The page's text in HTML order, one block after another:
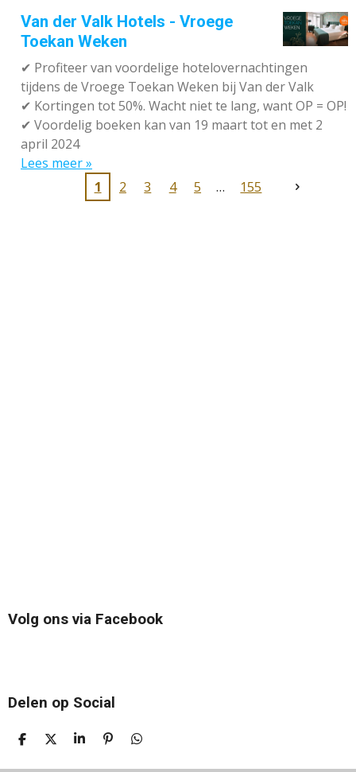
Van der Valk Hotels - Vroege
Toekan Weken
✔ Profiteer van voordelige hotelovernachtingen
tijdens de Vroege Toekan Weken bij Van der Valk
✔ Kortingen tot 50%. Wacht niet te lang, want OP = OP!
✔ Voordelig boeken kan van 19 maart tot en met 2
april 2024
Lees meer »
1
2 3 4 5 155
Volg ons via Facebook
Delen op Social
D
L
D
E
S
A
P
N
D
L